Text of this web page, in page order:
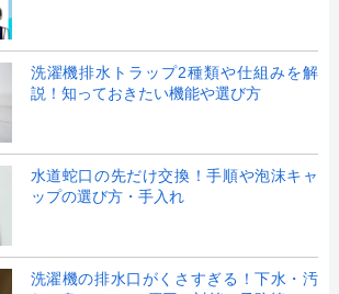
洗濯機排水トラップ2種類や仕組みを解
説！知っておきたい機能や選び方
水道蛇口の先だけ交換！手順や泡沫キャ
ップの選び方・手入れ
洗濯機の排水口がくさすぎる！下水・汚